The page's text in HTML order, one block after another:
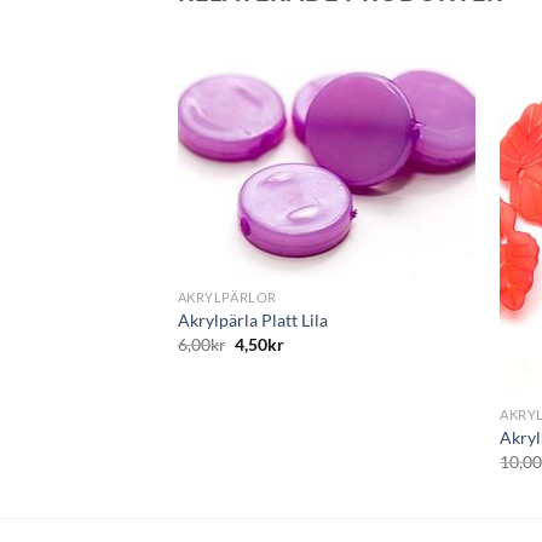
Lägg
till i
önskelistan
AKRYLPÄRLOR
Akrylpärla Platt Lila
6,00kr 4,50kr
10,00